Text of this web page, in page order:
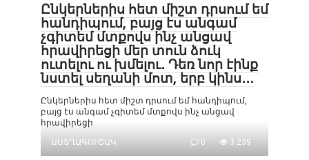
Ընկերներիս հետ միշտ դրսում եմ
հանդիպում, բայց էս անգամ
չգիտեմ մտքովս ինչ անցավ
հրավիրեցի մեր տուն ձուկ
ուտելու ու խմելու․ Դեռ նոր էինք
նստել սեղանի մոտ, երբ կինս․․․
Ընկերներիս հետ միշտ դրսում եմ հանդիպում,
բայց էս անգամ չգիտեմ մտքովս ինչ անցավ
հրավիրեցի
ԱՍՏՂԱԳՈՒՇԱԿ
0 3 239